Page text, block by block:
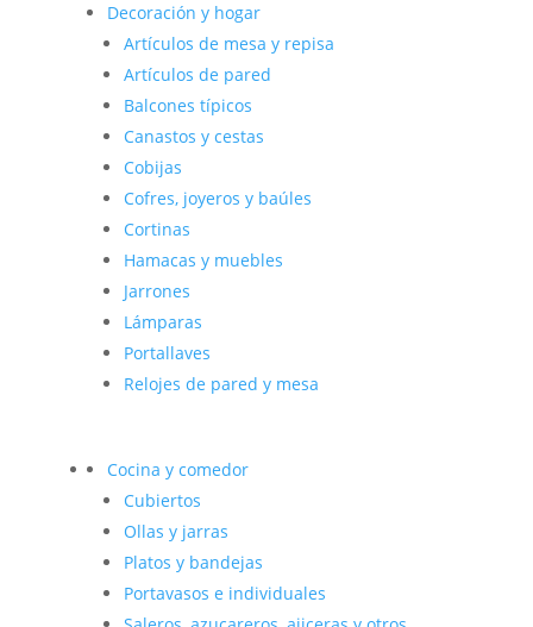
Decoración y hogar
Artículos de mesa y repisa
Artículos de pared
Balcones típicos
Canastos y cestas
Cobijas
Cofres, joyeros y baúles
Cortinas
Hamacas y muebles
Jarrones
Lámparas
Portallaves
Relojes de pared y mesa
Cocina y comedor
Cubiertos
Ollas y jarras
Platos y bandejas
Portavasos e individuales